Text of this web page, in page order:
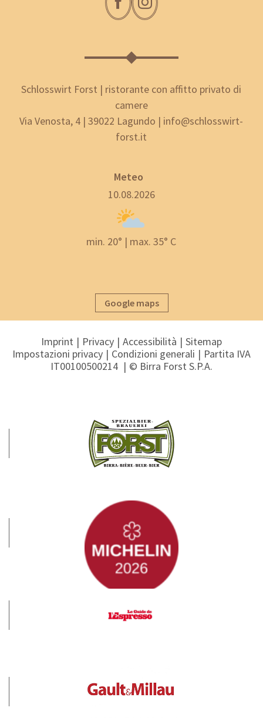
Schlosswirt Forst | ristorante con affitto privato di
camere
Via Venosta, 4 | 39022 Lagundo | info@schlosswirt-
forst.it
Meteo
10.08.2026
min. 20° | max. 35° C
Google maps
Imprint Privacy Accessibilità
Sitemap
Impostazioni privacy
Condizioni generali
Partita IVA
IT00100500214
© Birra Forst S.P.A.